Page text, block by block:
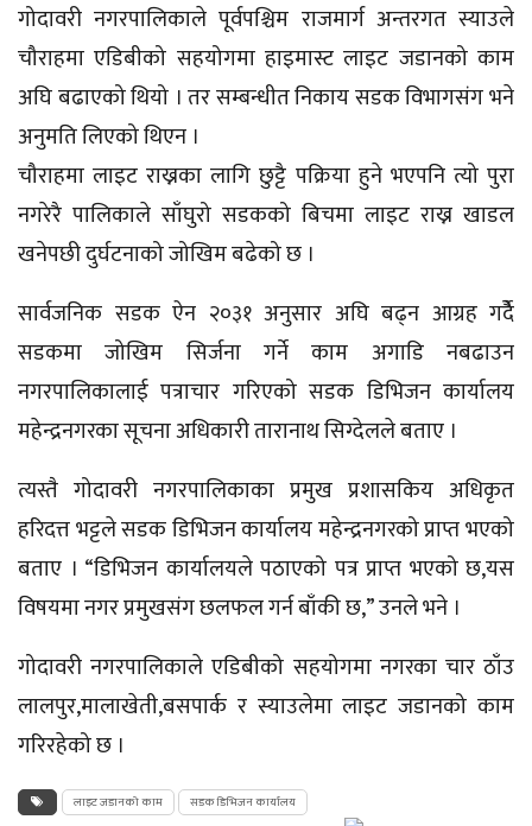
गोदावरी नगरपालिकाले पूर्वपश्चिम राजमार्ग अन्तरगत स्याउले
चौराहमा एडिबीको सहयोगमा हाइमास्ट लाइट जडानको काम
अघि बढाएको थियो । तर सम्बन्धीत निकाय सडक विभागसंग भने
अनुमति लिएको थिएन ।
चौराहमा लाइट राख्नका लागि छुट्टै पक्रिया हुने भएपनि त्यो पुरा
नगरेरै पालिकाले साँघुरो सडकको बिचमा लाइट राख्न खाडल
खनेपछी दुर्घटनाको जोखिम बढेको छ ।
सार्वजनिक सडक ऐन २०३१ अनुसार अघि बढ्न आग्रह गर्दैे
सडकमा जोखिम सिर्जना गर्ने काम अगाडि नबढाउन
नगरपालिकालाई पत्राचार गरिएको सडक डिभिजन कार्यालय
महेन्द्रनगरका सूचना अधिकारी तारानाथ सिग्देलले बताए ।
त्यस्तै गोदावरी नगरपालिकाका प्रमुख प्रशासकिय अधिकृत
हरिदत्त भट्टले सडक डिभिजन कार्यालय महेन्द्रनगरको प्राप्त भएको
बताए । “डिभिजन कार्यालयले पठाएको पत्र प्राप्त भएको छ,यस
विषयमा नगर प्रमुखसंग छलफल गर्न बाँकी छ,” उनले भने ।
गोदावरी नगरपालिकाले एडिबीको सहयोगमा नगरका चार ठाँउ
लालपुर,मालाखेती,बसपार्क र स्याउलेमा लाइट जडानको काम
गरिरहेको छ ।
लाइट जडानको काम सडक डिभिजन कार्यालय